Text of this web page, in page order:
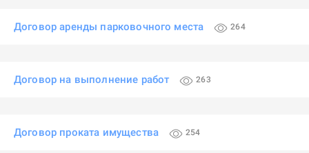
Договор аренды парковочного места 264
Договор на выполнение работ 263
Договор проката имущества 254